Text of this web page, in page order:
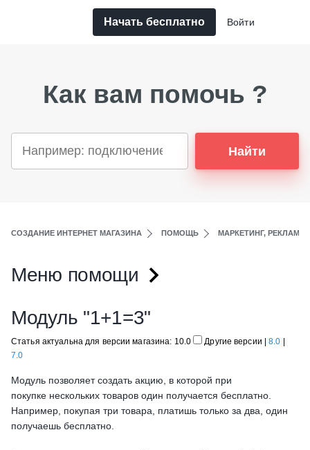
Начать бесплатно Войти
Как вам помочь ?
Найти
СОЗДАНИЕ ИНТЕРНЕТ МАГАЗИНА ПОМОЩЬ МАРКЕТИНГ, РЕКЛАМА,
Меню помощи
Модуль "1+1=3"
Статья актуальна для версии магазина: 10.0 Другие версии |8.0
7.0
Модуль позволяет создать акцию, в которой при
покупкe нескольких товаров один получается бесплатно.
Например, покупая три товара, платишь только за два, один
получаешь бесплатно.